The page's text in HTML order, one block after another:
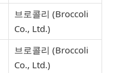
브로콜리 (Broccoli
Co., Ltd.)
브로콜리 (Broccoli
Co., Ltd.)